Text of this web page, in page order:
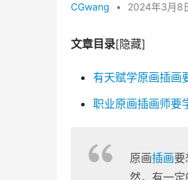
CGwang • 2024年3月8
文章目录[隐藏]
有天赋学原画插画
职业原画插画师要
原画插画